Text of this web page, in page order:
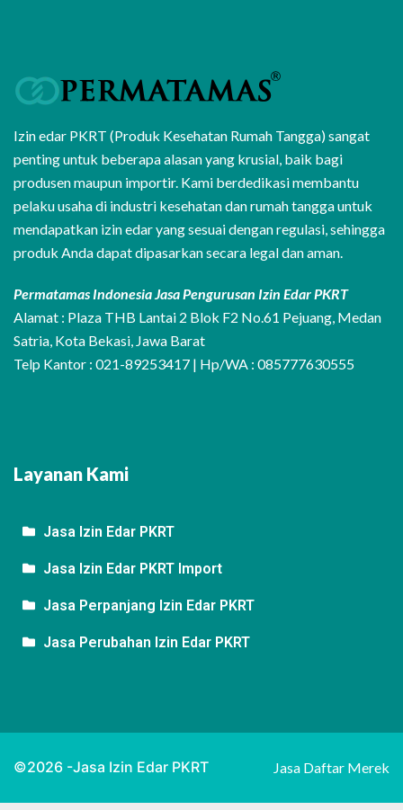
Izin edar PKRT (Produk Kesehatan Rumah Tangga) sangat
penting untuk beberapa alasan yang krusial, baik bagi
produsen maupun importir. Kami berdedikasi membantu
pelaku usaha di industri kesehatan dan rumah tangga untuk
mendapatkan izin edar yang sesuai dengan regulasi, sehingga
produk Anda dapat dipasarkan secara legal dan aman.
Permatamas Indonesia Jasa Pengurusan Izin Edar PKRT
Alamat : Plaza THB Lantai 2 Blok F2 No.61 Pejuang, Medan
Satria, Kota Bekasi, Jawa Barat
Telp Kantor : 021-89253417 | Hp/WA : 085777630555
Layanan Kami
Jasa Izin Edar PKRT
Jasa Izin Edar PKRT Import
Jasa Perpanjang Izin Edar PKRT
Jasa Perubahan Izin Edar PKRT
©2026 -Jasa Izin Edar PKRT Jasa Daftar Merek